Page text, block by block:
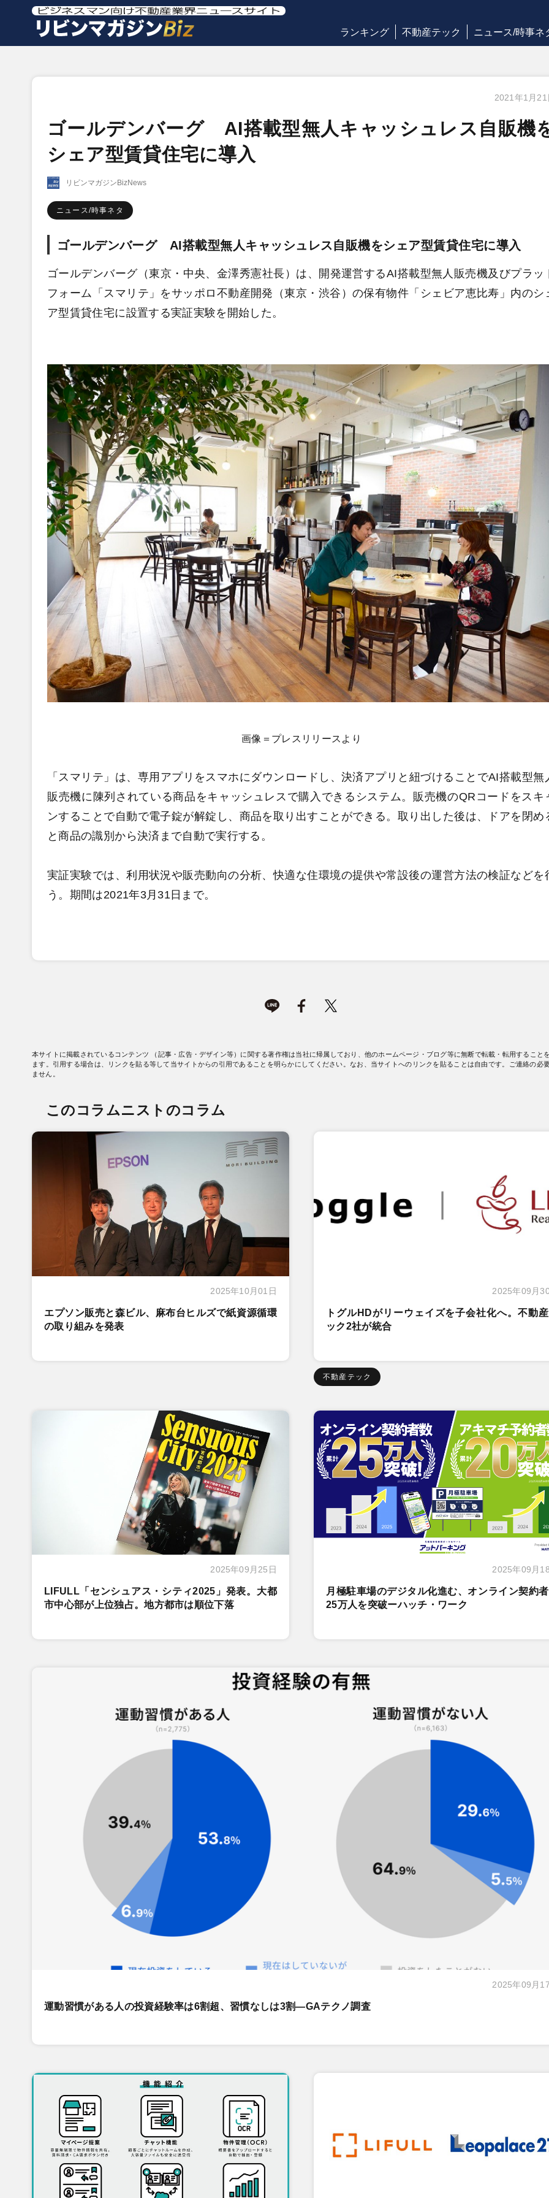
ランキング 不動産テック ニュース/時事ネ
2021年1月21
ゴールデンバーグ AI搭載型無人キャッシュレス自販機
シェア型賃貸住宅に導入
リビンマガジンBizNews
ニュース/時事ネタ
ゴールデンバーグ AI搭載型無人キャッシュレス自販機をシェア型賃貸住宅に導入
ゴールデンバーグ（東京・中央、金澤秀憲社長）は、開発運営するAI搭載型無人販売機及びプラッ
フォーム「スマリテ」をサッポロ不動産開発（東京・渋谷）の保有物件「シェビア恵比寿」内のシ
ア型賃貸住宅に設置する実証実験を開始した。
画像＝プレスリリースより
「スマリテ」は、専用アプリをスマホにダウンロードし、決済アプリと紐づけることでAI搭載型無
販売機に陳列されている商品をキャッシュレスで購入できるシステム。販売機のQRコードをスキ
ンすることで自動で電子錠が解錠し、商品を取り出すことができる。取り出した後は、ドアを閉め
と商品の識別から決済まで自動で実行する。
実証実験では、利用状況や販売動向の分析、快適な住環境の提供や常設後の運営方法の検証などを
う。期間は2021年3月31日まで。
本サイトに掲載されているコンテンツ （記事・広告・デザイン等）に関する著作権は当社に帰属しており、他のホームページ・ブログ等に無断で転載・転用すること
ます。引用する場合は、リンクを貼る等して当サイトからの引用であることを明らかにしてください。なお、当サイトへのリンクを貼ることは自由です。ご連絡の必
ません。
このコラムニストのコラム
2025年10月01日
エプソン販売と森ビル、麻布台ヒルズで紙資源循環
の取り組みを発表
2025年09月
トグルHDがリーウェイズを子会社化へ。不動
ック2社が統合
不動産テック
2025年09月25日
LIFULL「センシュアス・シティ2025」発表。大都
市中心部が上位独占。地方都市は順位下落
2025年09月
月極駐車場のデジタル化進む、オンライン契約
25万人を突破ーハッチ・ワーク
2025年09月
運動習慣がある人の投資経験率は6割超、習慣なしは3割―GAテクノ調査